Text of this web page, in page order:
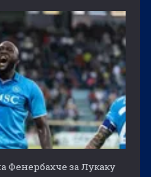
Фенербахче за Лукаку